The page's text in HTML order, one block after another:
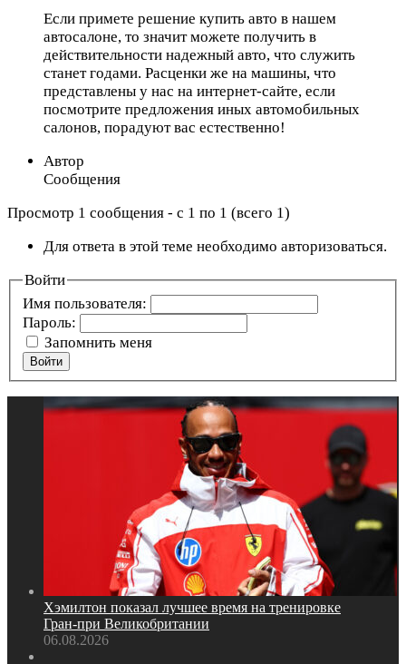
Если примете решение купить авто в нашем
автосалоне, то значит можете получить в
действительности надежный авто, что служить
станет годами. Расценки же на машины, что
представлены у нас на интернет-сайте, если
посмотрите предложения иных автомобильных
салонов, порадуют вас естественно!
Автор
Сообщения
Просмотр 1 сообщения - с 1 по 1 (всего 1)
Для ответа в этой теме необходимо авторизоваться.
Войти
Имя пользователя:
Пароль:
Запомнить меня
Войти
Хэмилтон показал лучшее время на тренировке
Гран‑при Великобритании
06.08.2026